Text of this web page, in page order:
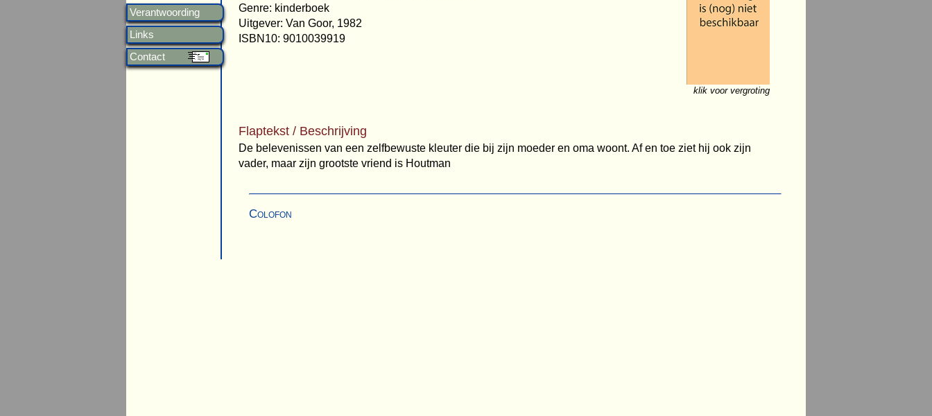
Verantwoording
Links
Contact
klik voor vergroting
Genre: kinderboek
Uitgever: Van Goor, 1982
ISBN10: 9010039919
Flaptekst / Beschrijving
De belevenissen van een zelfbewuste kleuter die bij zijn moeder en oma woont. Af en toe ziet hij ook zijn
vader, maar zijn grootste vriend is Houtman
Colofon